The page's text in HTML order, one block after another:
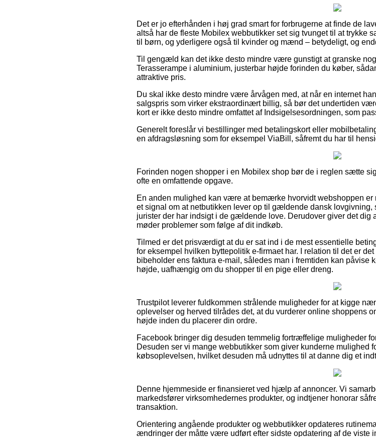
Det er jo efterhånden i høj grad smart for forbrugerne at finde de
altså har de fleste Mobilex webbutikker set sig tvunget til at trykke
til børn, og yderligere også til kvinder og mænd – betydeligt, og
Til gengæld kan det ikke desto mindre være gunstigt at granske
Terasserampe i aluminium, justerbar højde forinden du køber,
attraktive pris.
Du skal ikke desto mindre være årvågen med, at når en internet
salgspris som virker ekstraordinært billig, så bør det undertiden
kort er ikke desto mindre omfattet af Indsigelsesordningen, som
Generelt foreslår vi bestillinger med betalingskort eller
en afdragsløsning som for eksempel ViaBill, såfremt du har til
Forinden nogen shopper i en Mobilex shop bør de i reglen sætte
ofte en omfattende opgave.
En anden mulighed kan være at bemærke hvorvidt webshoppen
et signal om at netbutikken lever op til gældende dansk lovgivning,
jurister der har indsigt i de gældende love. Derudover giver det dig
møder problemer som følge af dit indkøb.
Tilmed er det prisværdigt at du er sat ind i de mest essentielle
for eksempel hvilken byttepolitik e-firmaet har. I relation til det er
bibeholder ens faktura e-mail, således man i fremtiden kan påvise
højde, uafhængig om du shopper til en pige eller dreng.
Trustpilot leverer fuldkommen strålende muligheder for at kigge
oplevelser og herved tilrådes det, at du vurderer online shoppens
højde inden du placerer din ordre.
Facebook bringer dig desuden temmelig fortræffelige muligheder
Desuden ser vi mange webbutikker som giver kunderne mulighed
købsoplevelsen, hvilket desuden må udnyttes til at danne dig et
Denne hjemmeside er finansieret ved hjælp af annoncer. Vi
markedsfører virksomhedernes produkter, og indtjener honorar
transaktion.
Orientering angående produkter og webbutikker opdateres
ændringer der måtte være udført efter sidste opdatering af de viste